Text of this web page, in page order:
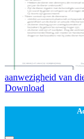
aanwezigheid van
Download